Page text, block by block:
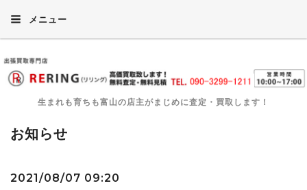
メニュー
生まれも育ちも富山の店主がまじめに査定・買取します！
お知らせ
2021/08/07 09:20